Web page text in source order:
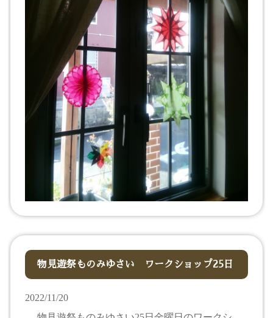
物見遊祭ものみゆさい ワークショップ25日
2022/11/20